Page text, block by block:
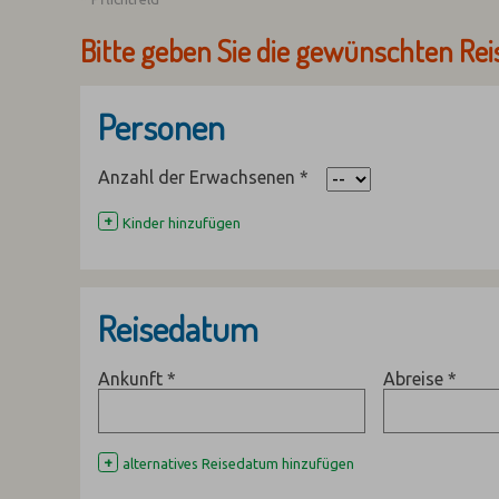
Bitte geben Sie die gewünschten
Personen
Anzahl der Erwachsenen *
+ Kinder hinzufügen
Reisedatum
Ankunft * Abreise *
+ alternatives Reisedatum hinzufügen